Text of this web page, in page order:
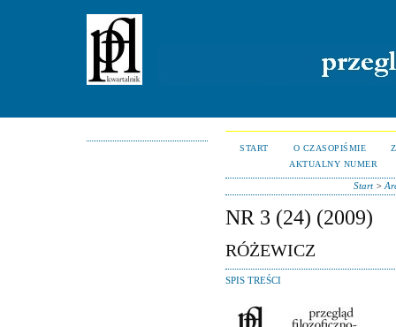
START O CZASOPIŚMIE
AKTUALNY NUMER
Start>
NR 3 (24) (2009)
RÓŻEWICZ
SPIS TREŚCI